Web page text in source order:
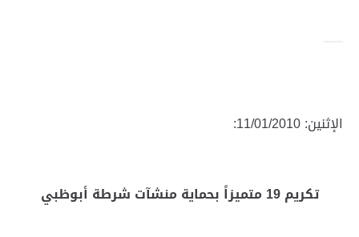
الإثنين: 11/01/2010:
تكريم 19 متميزاً بحماية منشآت شرطة أبوظبي